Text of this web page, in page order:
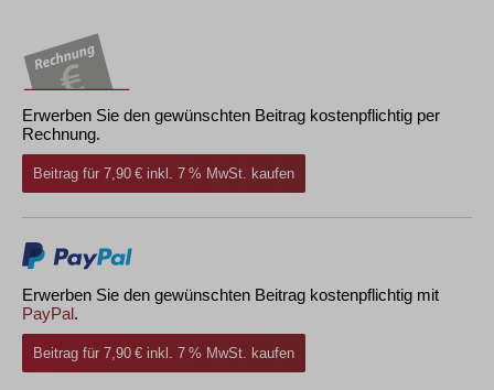
Erwerben Sie den gewünschten Beitrag kostenpflichtig per
Rechnung.
Beitrag für 7,90 € inkl. 7 % MwSt. kaufen
Erwerben Sie den gewünschten Beitrag kostenpflichtig mit
PayPal.
Beitrag für 7,90 € inkl. 7 % MwSt. kaufen